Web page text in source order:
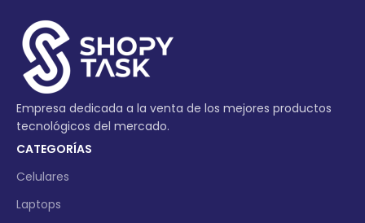
Empresa dedicada a la venta de los mejores productos
tecnológicos del mercado.
CATEGORÍAS
Celulares
Laptops